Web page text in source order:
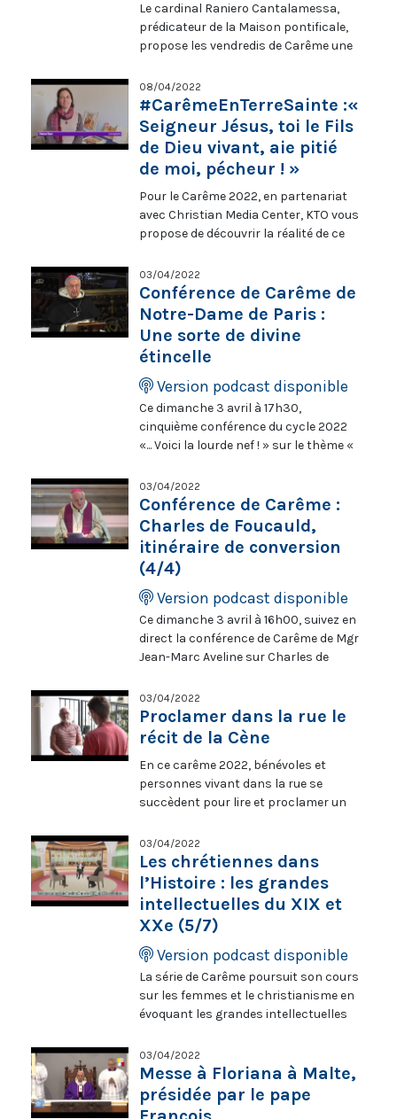
Gaulle, Chiara Lubitch. Qui sont-elles
et que nous disent de l’engagement de
toute une vie au service des malades,
Burnet reçoit le Père Gilles François et
Òlympia Alberti. Emission du 10 avril
2022.
Le cardinal Raniero Cantalamessa,
prédicateur de la Maison pontificale,
propose les vendredis de Carême une
mangez : ceci est mon corps » (Mt
26,26). Sa prédication est à suivre
depuis la salle Paul VI à Rome les
vendredis 11, 18 et 25 mars, et le 1er et 8
avril, à 9h00, en direct sur KTO.
08/04/2022
#CarêmeEnTerreSainte :«
Seigneur Jésus, toi le Fils
de Dieu vivant, aie pitié
de moi, pécheur ! »
Pour le Carême 2022, en partenariat
avec Christian Media Center, KTO vous
propose de découvrir la réalité de ce
Seigneur Jésus, toi le Fils de Dieu
vivant, aie pitié de moi, pécheur ! »
María Ruiz, iconographe, partage son
#CarêmeEnTerreSainte.
03/04/2022
Conférence de Carême de
Notre-Dame de Paris :
Une sorte de divine
étincelle
Version podcast disponible
Ce dimanche 3 avril à 17h30,
cinquième conférence du cycle 2022
«... Voici la lourde nef ! » sur le thème «
Jean-Louis Bruguès, o.p., archevêque
et évêque émérite d’Angers. La liturgie
représente la raison unique de nos
églises. Deux risques les menacent
aujourd’hui : les réduire au rang de
musées, les conserver comme
simples témoignages du patrimoine. Il
revient au clergé de prendre très au
sérieux son rôle d’affectataire
exclusif. Alors que tant d’églises,
doute venu de nouer entre l’Église et
les artistes une nouvelle alliance,
puisque leur mission est de saisir les
trésors du ciel de l’esprit pour les
rendre accessibles à tous (Paul VI).
03/04/2022
Conférence de Carême :
Charles de Foucauld,
itinéraire de conversion
(4/4)
Version podcast disponible
Ce dimanche 3 avril à 16h00, suivez en
direct la conférence de Carême de Mgr
Jean-Marc Aveline sur Charles de
mars et 3 avril, l’archevêque de
Marseille propose d’approfondir le
thème de « L’itinéraire de conversion »
canonisé le 15 mai 2022.
03/04/2022
Proclamer dans la rue le
récit de la Cène
En ce carême 2022, bénévoles et
personnes vivant dans la rue se
succèdent pour lire et proclamer un
Aujourd’hui : Proclamer dans la rue le
récit de la Cène (Extraits de Lc 22, 1 à
34). En partenariat avec Aux captifs,
la libération, retrouvez chaque
dimanche pendant le Carême un
épisode de la série « Proclamer
l’Évangile dans la rue ».
03/04/2022
Les chrétiennes dans
l’Histoire : les grandes
intellectuelles du XIX et
XXe (5/7)
Version podcast disponible
La série de Carême poursuit son cours
sur les femmes et le christianisme en
évoquant les grandes intellectuelles
généralement, en évoquant les
perspectives mises en places par
l’arrivée des femmes dans le champ
intellectuel. Est-ce que les femmes
03/04/2022
Messe à Floriana à Malte,
présidée par le pape